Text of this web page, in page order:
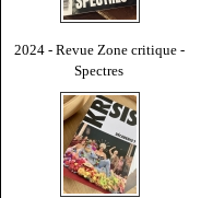
2024 - Revue Zone critique -
Spectres